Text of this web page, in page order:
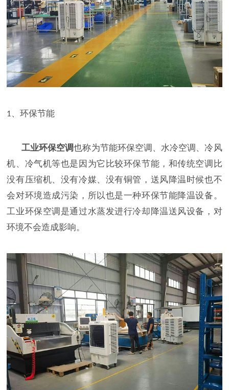
1、环保节能
工业环保空调也称为节能环保空调、水冷空调、冷风
机、冷气机等也是因为它比较环保节能，和传统空调比
没有压缩机、没有冷媒、没有铜管，送风降温时候也不
会对环境造成污染，所以也是一种环保节能降温设备。
工业环保空调是通过水蒸发进行冷却降温送风设备，对
环境不会造成影响。